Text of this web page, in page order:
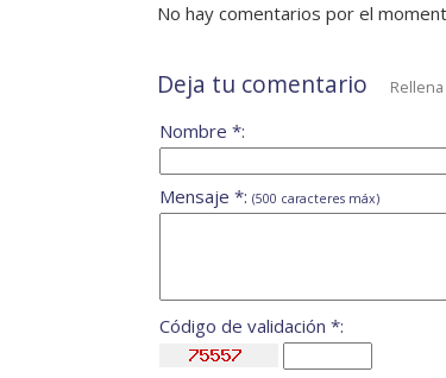
No hay comentarios por el
Deja tu comentario
Nombre *:
Mensaje *: (500 caracteres máx)
Código de validación *: